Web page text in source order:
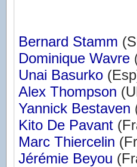
Bernard Stamm
Dominique Wavre
Unai Basurko
Alex Thompson
Yannick Bestaven
Kito De Pavant
Marc Thiercelin
Jérémie Beyou